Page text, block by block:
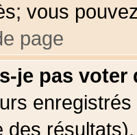
vous
page
je pas voter
des